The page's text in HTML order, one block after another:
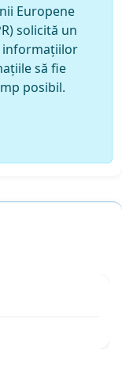
Europene
solicită un
informațiilor
să fie
posibil.